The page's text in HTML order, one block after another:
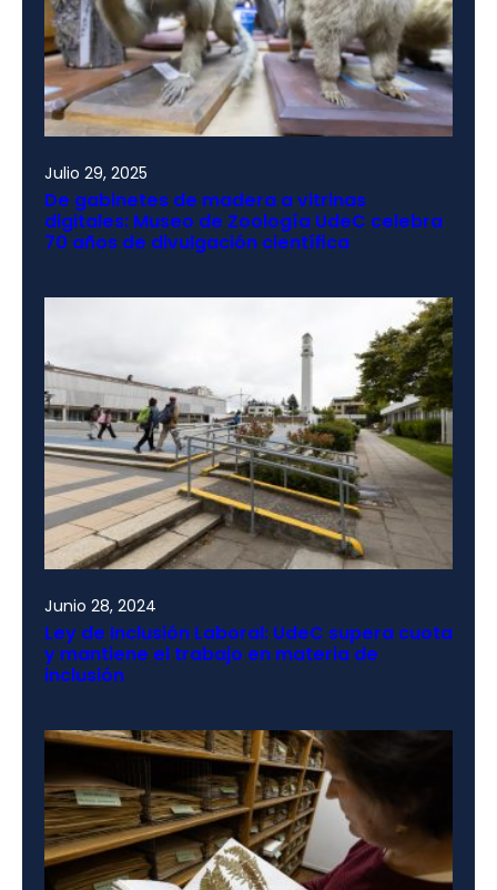
Julio 29, 2025
De gabinetes de madera a vitrinas
digitales: Museo de Zoología UdeC celebra
70 años de divulgación científica
Junio 28, 2024
Ley de Inclusión Laboral: UdeC supera cuota
y mantiene el trabajo en materia de
inclusión